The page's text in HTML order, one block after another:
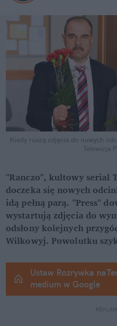
Kiedy ruszą zdjęcia do nowych
Telewizja
"Ranczo", kultowy serial
doczeka się nowych
idą pełną parą. "Press"
wystartują zdjęcia do
odsłony kolejnych
Wilkowyj. Powolutku
Ustaw Rozrywka
medium w Google